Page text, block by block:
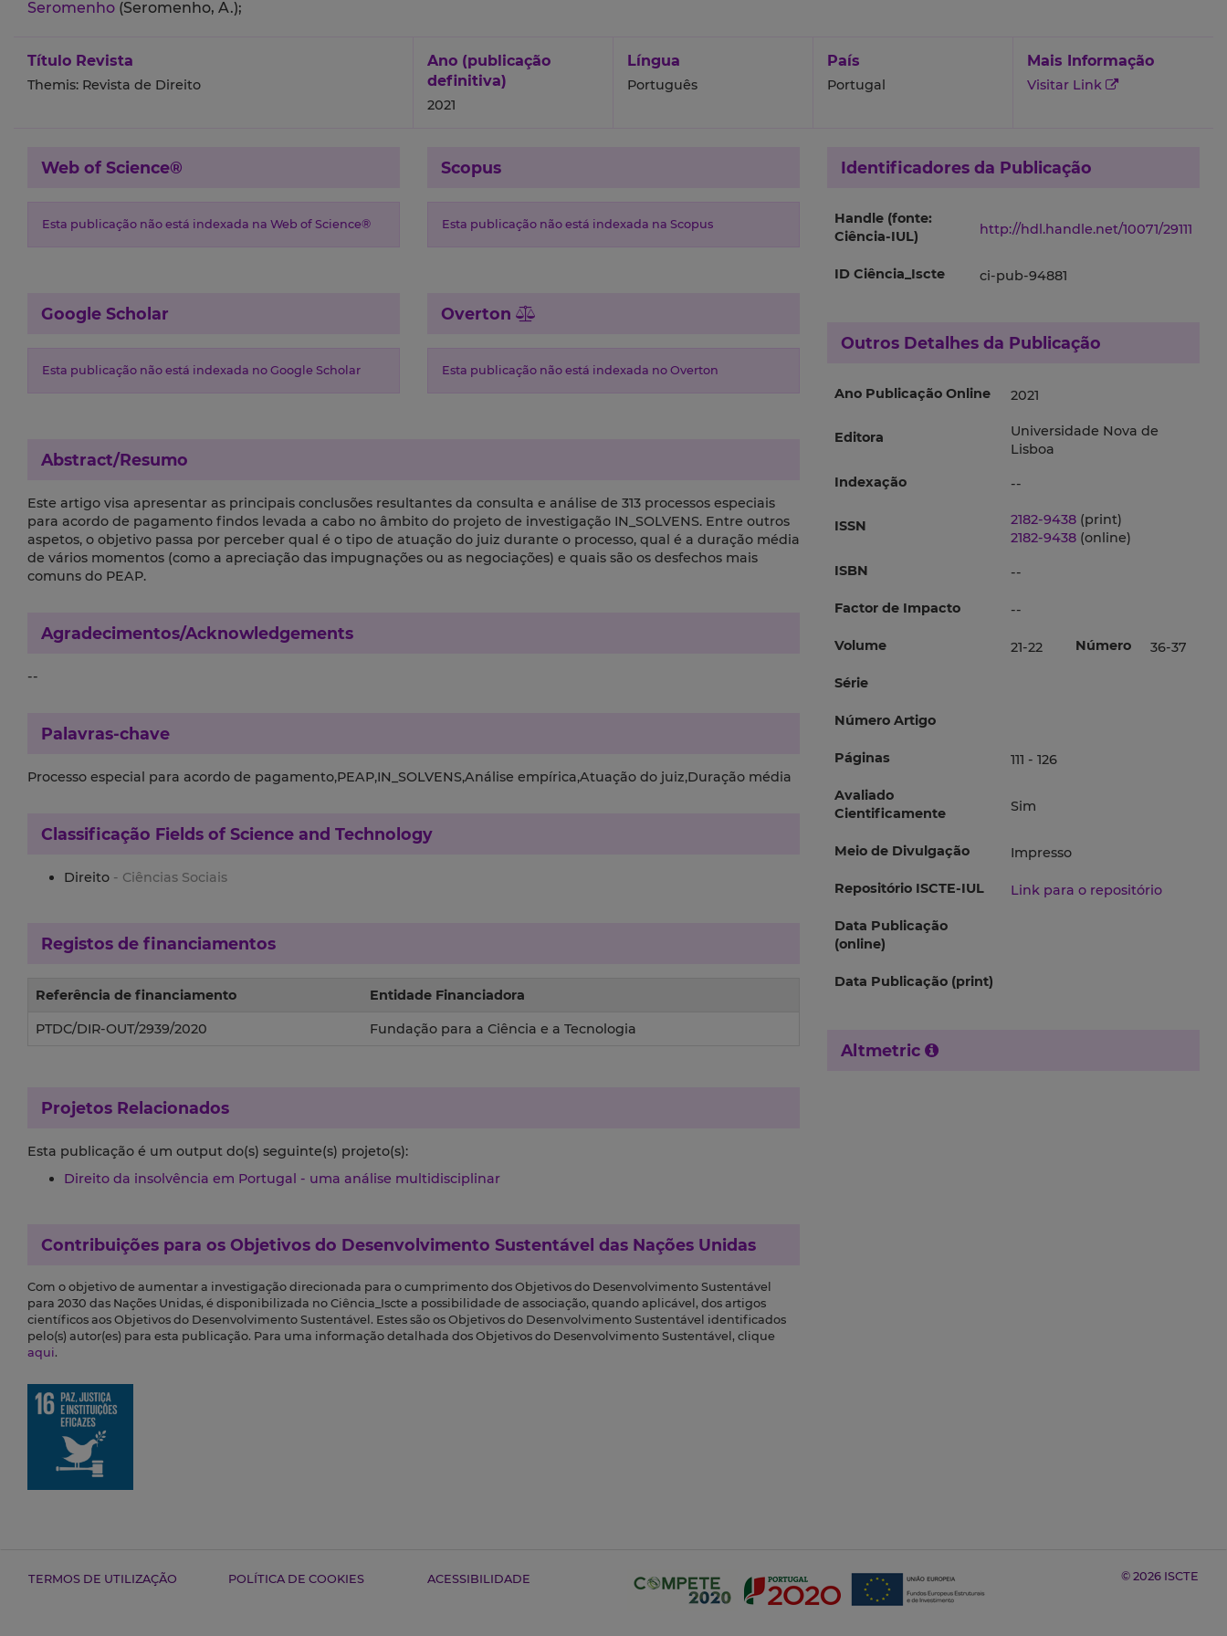
Seromenho (Seromenho, A.);
Título Revista
Themis: Revista de Direito
Ano (publicação
definitiva)
2021
Língua
Português
País
Portugal
Mais Informação
Visitar Link
Web of Science®
Esta publicação não está indexada na Web of Science®
Scopus
Esta publicação não está indexada na Scopus
Google Scholar
Esta publicação não está indexada no Google Scholar
Overton
Esta publicação não está indexada no Overton
Abstract/Resumo
Este artigo visa apresentar as principais conclusões resultantes da consulta e análise de 313 processos especiais
para acordo de pagamento findos levada a cabo no âmbito do projeto de investigação IN_SOLVENS. Entre outros
aspetos, o objetivo passa por perceber qual é o tipo de atuação do juiz durante o processo, qual é a duração média
de vários momentos (como a apreciação das impugnações ou as negociações) e quais são os desfechos mais
comuns do PEAP.
Agradecimentos/Acknowledgements
--
Palavras-chave
Processo especial para acordo de pagamento,PEAP,IN_SOLVENS,Análise empírica,Atuação do juiz,Duração média
Classificação Fields of Science and Technology
Direito - Ciências Sociais
Registos de financiamentos
Referência de financiamento Entidade Financiadora
PTDC/DIR-OUT/2939/2020 Fundação para a Ciência e a Tecnologia
Projetos Relacionados
Esta publicação é um output do(s) seguinte(s) projeto(s):
Direito da insolvência em Portugal - uma análise multidisciplinar
Contribuições para os Objetivos do Desenvolvimento Sustentável das Nações Unidas
Com o objetivo de aumentar a investigação direcionada para o cumprimento dos Objetivos do Desenvolvimento Sustentável
para 2030 das Nações Unidas, é disponibilizada no Ciência_Iscte a possibilidade de associação, quando aplicável, dos artigos
científicos aos Objetivos do Desenvolvimento Sustentável. Estes são os Objetivos do Desenvolvimento Sustentável identificados
pelo(s) autor(es) para esta publicação. Para uma informação detalhada dos Objetivos do Desenvolvimento Sustentável, clique
aqui.
Identificadores da Publicação
Handle (fonte:
Ciência-IUL)
http://hdl.handle.net/10071/29111
ID Ciência_Iscte ci-pub-94881
Outros Detalhes da Publicação
Ano Publicação Online 2021
Editora
Universidade Nova de
Lisboa
Indexação
--
ISSN 2182-9438 (print)
2182-9438 (online)
ISBN
--
Factor de Impacto --
Volume 21-22 Número 36-37
Série
Número Artigo
Páginas 111 - 126
Avaliado
Cientificamente
Sim
Meio de Divulgação Impresso
Repositório ISCTE-IUL Link para o repositório
Data Publicação
(online)
Data Publicação (print)
Altmetric
TERMOS DE UTILIZAÇÃO POLÍTICA DE COOKIES ACESSIBILIDADE © 2026 ISCTE